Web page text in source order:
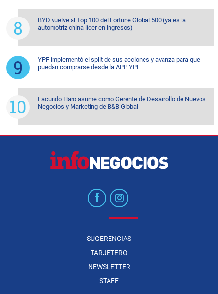
BYD vuelve al Top 100 del Fortune Global 500 (ya es la
automotriz china líder en ingresos)
YPF implementó el split de sus acciones y avanza para que
puedan comprarse desde la APP YPF
Facundo Haro asume como Gerente de Desarrollo de Nuevos
Negocios y Marketing de B&B Global
SUGERENCIAS
TARJETERO
NEWSLETTER
STAFF